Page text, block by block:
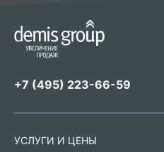
+7 (495) 223-66-59
УСЛУГИ И ЦЕНЫ